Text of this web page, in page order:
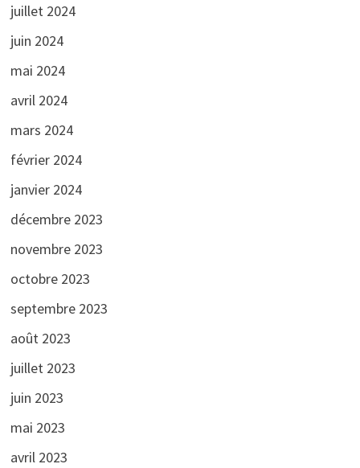
juillet 2024
juin 2024
mai 2024
avril 2024
mars 2024
février 2024
janvier 2024
décembre 2023
novembre 2023
octobre 2023
septembre 2023
août 2023
juillet 2023
juin 2023
mai 2023
avril 2023